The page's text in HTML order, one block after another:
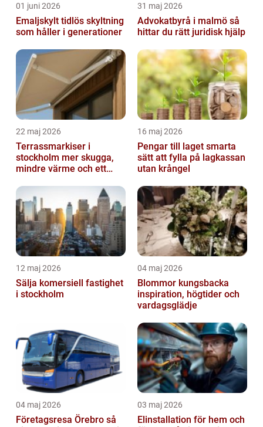
01 juni 2026
Emaljskylt tidlös skyltning
som håller i generationer
31 maj 2026
Advokatbyrå i malmö så
hittar du rätt juridisk hjälp
22 maj 2026
Terrassmarkiser i
stockholm mer skugga,
mindre värme och ett
16 maj 2026
Pengar till laget smarta
sätt att fylla på lagkassan
utan krångel
12 maj 2026
Sälja komersiell fastighet
i stockholm
04 maj 2026
Blommor kungsbacka
inspiration, högtider och
vardagsglädje
04 maj 2026
Företagsresa Örebro så
03 maj 2026
Elinstallation för hem och